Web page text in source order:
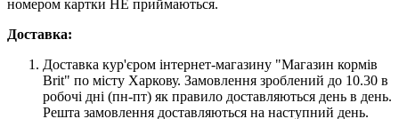
номером картки НЕ приймаються.
Доставка:
Доставка кур'єром інтернет-магазину "Магазин кормів
Brit" по місту Харкову. Замовлення зроблений до 10.30 в
робочі дні (пн-пт) як правило доставляються день в день.
Решта замовлення доставляються на наступний день.